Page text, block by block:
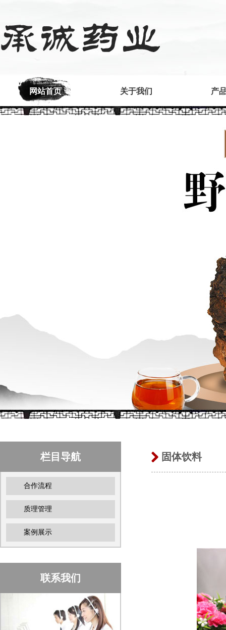
网站首页 关于我们 产
栏目导航
合作流程
质理管理
案例展示
联系我们
固体饮料